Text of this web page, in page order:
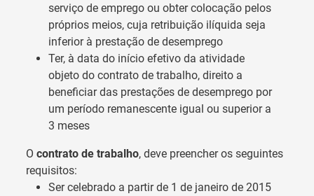
serviço de emprego ou obter colocação pelos
próprios meios, cuja retribuição ilíquida seja
inferior à prestação de desemprego
Ter, à data do início efetivo da atividade
objeto do contrato de trabalho, direito a
beneficiar das prestações de desemprego por
um período remanescente igual ou superior a
3 meses
O contrato de trabalho, deve preencher os seguintes
requisitos:
Ser celebrado a partir de 1 de janeiro de 2015